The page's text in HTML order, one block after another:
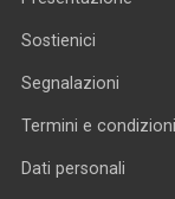
Sostienici
Segnalazioni
Termini e condizioni
Dati personali